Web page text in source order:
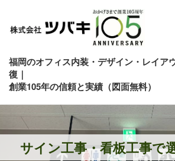
福岡のオフィス内装・デザイン・レイア
復｜
創業105年の信頼と実績（図面無料）
サイン工事・看板工事で